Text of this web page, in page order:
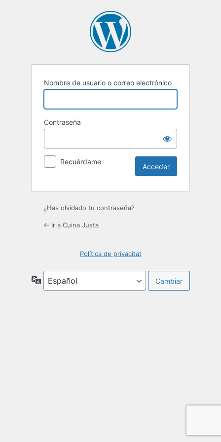
Nombre de usuario o correo electrónico
Contraseña
Recuérdame
¿Has olvidado tu contraseña?
← Ir a Cuina Justa
Política de privacitat
Idioma